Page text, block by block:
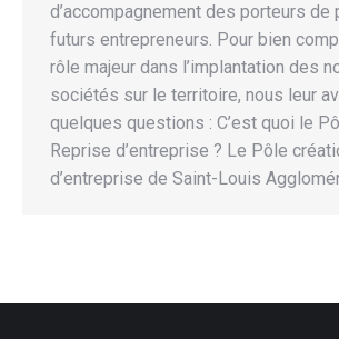
d’accompagnement des porteurs de
futurs entrepreneurs. Pour bien
rôle majeur dans l’implantation des
sociétés sur le territoire, nous leur
quelques questions : C’est quoi le
Reprise d’entreprise ? Le Pôle
d’entreprise de Saint-Louis